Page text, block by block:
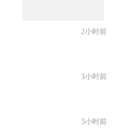
2小时前
3小时前
3小时前